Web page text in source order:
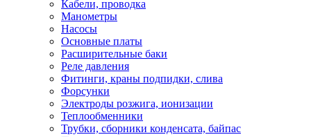
Кабели, проводка
Манометры
Насосы
Основные платы
Расширительные баки
Реле давления
Фитинги, краны подпидки, слива
Форсунки
Электроды розжига, ионизации
Теплообменники
Трубки, сборники конденсата, байпас